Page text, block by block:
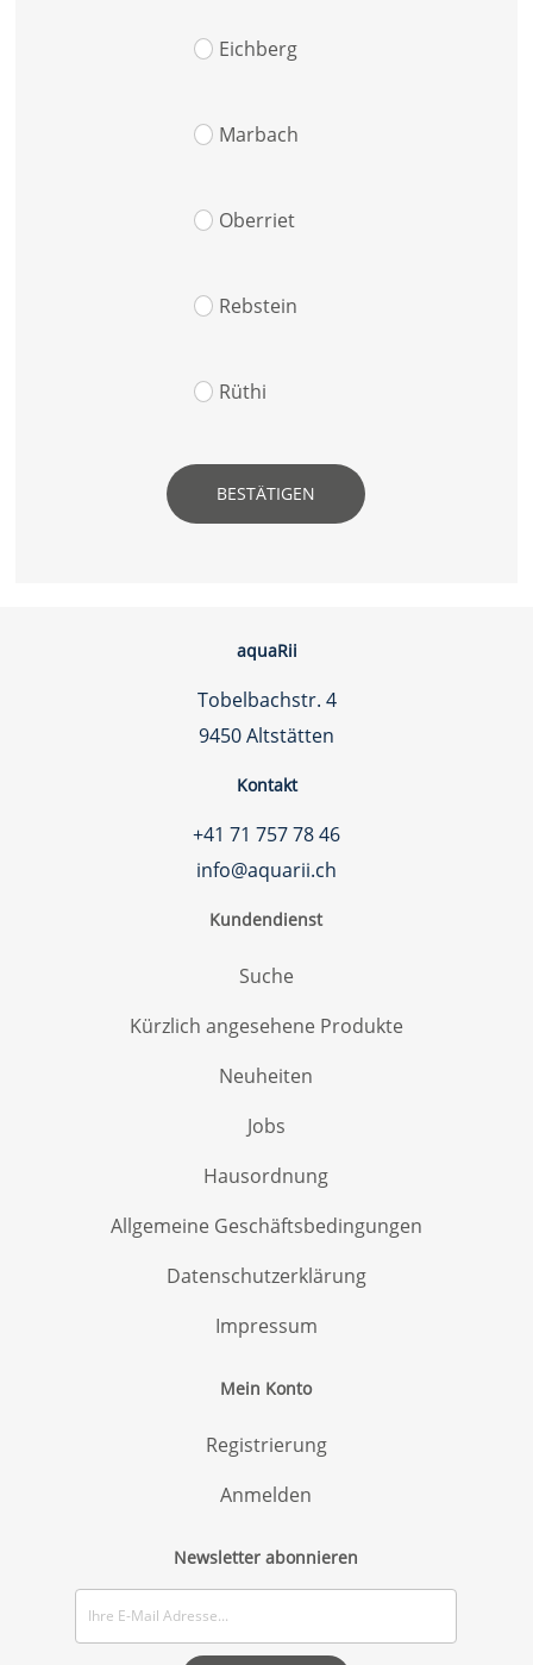
Eichberg
Marbach
Oberriet
Rebstein
Rüthi
BESTÄTIGEN
aquaRii
Tobelbachstr. 4
9450 Altstätten
Kontakt
+41 71 757 78 46
info@aquarii.ch
Kundendienst
Suche
Kürzlich angesehene Produkte
Neuheiten
Jobs
Hausordnung
Allgemeine Geschäftsbedingungen
Datenschutzerklärung
Impressum
Mein Konto
Registrierung
Anmelden
Newsletter abonnieren